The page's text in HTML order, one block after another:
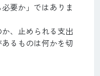
要か」ではありま
、止められる支出
るものは何かを切